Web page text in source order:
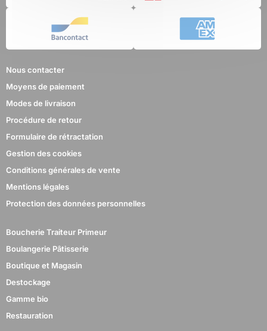
Nous contacter
Moyens de paiement
Modes de livraison
Procédure de retour
Formulaire de rétractation
Gestion des cookies
Conditions générales de vente
Mentions légales
Protection des données personnelles
Boucherie Traiteur Primeur
Boulangerie Pâtisserie
Boutique et Magasin
Destockage
Gamme bio
Restauration